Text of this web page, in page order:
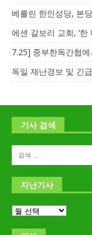
베를린 한인성당, 본
에센 갈보리 교회, ‘한
7.25] 중부한독간협
독일 재난경보 및 긴
기사 검색
지난기사